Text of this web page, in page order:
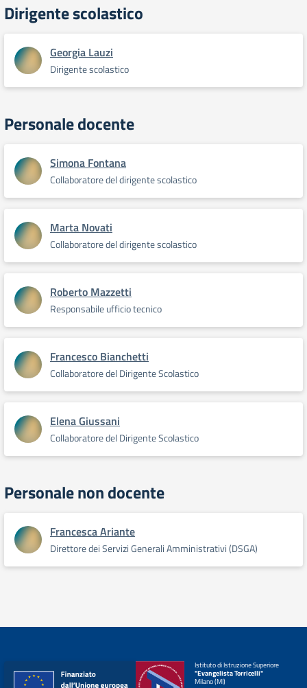
Dirigente scolastico
Georgia Lauzi
Dirigente scolastico
Personale docente
Simona Fontana
Collaboratore del dirigente scolastico
Marta Novati
Collaboratore del dirigente scolastico
Roberto Mazzetti
Responsabile ufficio tecnico
Francesco Bianchetti
Collaboratore del Dirigente Scolastico
Elena Giussani
Collaboratore del Dirigente Scolastico
Personale non docente
Francesca Ariante
Direttore dei Servizi Generali Amministrativi (DSGA)
Istituto di Istruzione Superiore
"Evangelista Torricelli"
Milano (MI)